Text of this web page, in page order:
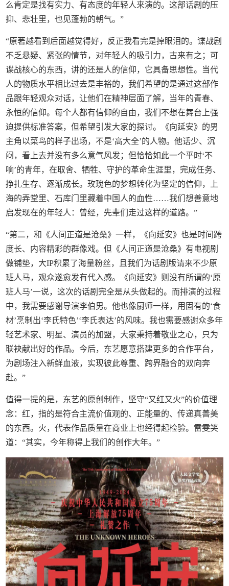
么肯定是找有实力、有态度的年轻人来演的。这部话剧的压
抑、悲壮里，也见蓬勃的朝气。”
“原著越看到后面越觉得好，反正我看完是掉眼泪的。谍战剧
不乏悬疑、紧张的情节，对年轻人的吸引力，古来有之；可
谍战核心的东西，讲的还是人的信仰，它具备思想性。当代
人的物质水平相比过去是丰裕的，我们希望的是通过这部作
品跟年轻观众对话，让他们在精神层面了解，当年的青春、
永恒的信仰。每个人都有信仰的自由，我们不想在舞台上强
迫提供标准答案，但希望引发大家的探讨。《向延安》的男
主角以菜鸟的样子出场，不是‘高大全’的人物。他话少、沉
闷，看上去并没有多么意气风发；但恰恰如此一个平时‘不
响’的青年，在取舍、牺牲、守护的革命生涯里，完成任务、
挣扎生存、逐渐成长。玫瑰色的梦想转化为坚定的信仰，上
海的弄堂里、石库门里藏着中国人的血性……我们想善意地
启发现在的年轻人：曾经，先辈们走过这样的道路。”
“第二，和《人间正道是沧桑》一样，《向延安》也是时间跨
度长、内容精彩的群像戏。但《人间正道是沧桑》有电视剧
做铺垫，大IP积累了海量粉丝，且我们为话剧版请来不少原
班人马，观众遂愈发有代入感。《向延安》则没有所谓的‘原
班人马’一说，这次的话剧完全是从头做起的。而排演的过程
中，我需要感谢导演李伯男。他也像厨师一样，用固有的‘食
材’烹制出‘李氏特色’‘李氏表达’的风味。我也需要感谢众多年
轻艺术家、明星、演员的加盟，大家秉持着敬业之心，只为
联袂献出好的作品。今后，东艺愿意搭建更多的合作平台，
为剧场注入新鲜血液，实现彼此尊重、跨界融合的双向奔
赴。”
值得一提的是，东艺的原创制作，坚守“又红又火”的价值理
念：红，指的是符合主流价值观的、正能量的、传递真善美
的东西。火，代表作品质量在商业上也经得起检验。雷雯笑
道：“其实，今年称得上我们的创作大年。”